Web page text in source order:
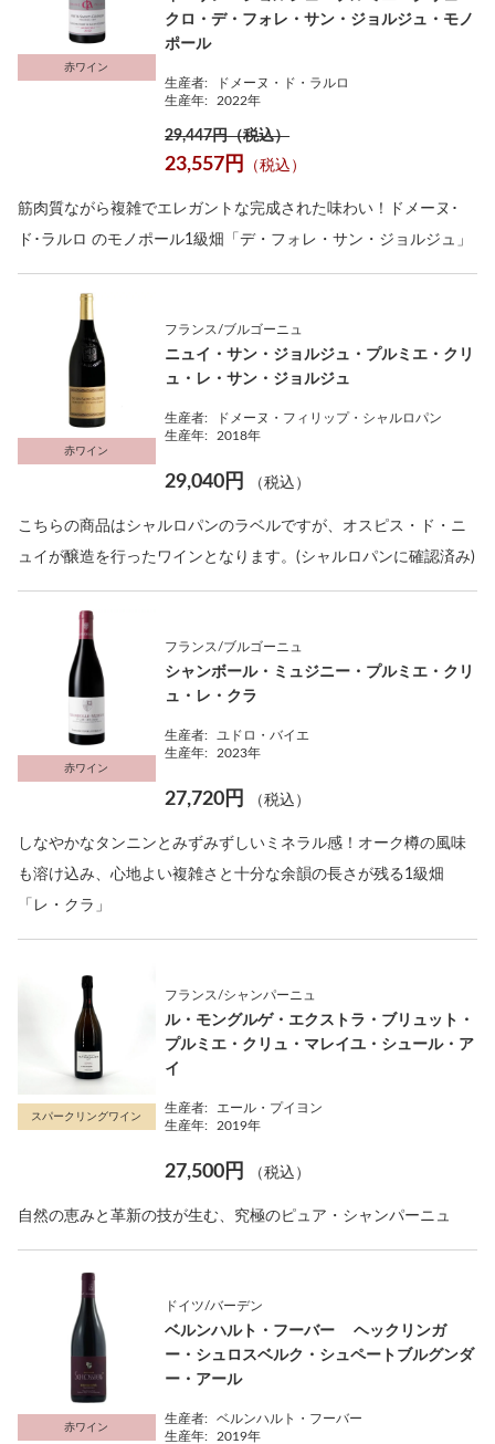
赤ワイン
クロ・デ・フォレ・サン・ジョルジュ・モノ
ポール
生産者:
ドメーヌ・ド・ラルロ
生産年:
2022年
29,447円（税込）
23,557円 （税込）
筋肉質ながら複雑でエレガントな完成された味わい！ドメーヌ･
ド･ラルロ のモノポール1級畑「デ・フォレ・サン・ジョルジュ」
赤ワイン
フランス/ブルゴーニュ
ニュイ・サン・ジョルジュ・プルミエ・クリ
ュ・レ・サン・ジョルジュ
生産者:
ドメーヌ・フィリップ・シャルロパン
生産年:
2018年
29,040円 （税込）
こちらの商品はシャルロパンのラベルですが、オスピス・ド・ニ
ュイが醸造を行ったワインとなります。(シャルロパンに確認済み)
赤ワイン
フランス/ブルゴーニュ
シャンボール・ミュジニー・プルミエ・クリ
ュ・レ・クラ
生産者:
ユドロ・バイエ
生産年:
2023年
27,720円 （税込）
しなやかなタンニンとみずみずしいミネラル感！オーク樽の風味
も溶け込み、心地よい複雑さと十分な余韻の長さが残る1級畑
「レ・クラ」
スパークリングワイン
フランス/シャンパーニュ
ル・モングルゲ・エクストラ・ブリュット・
プルミエ・クリュ・マレイユ・シュール・ア
イ
生産者:
エール・プイヨン
生産年:
2019年
27,500円 （税込）
自然の恵みと革新の技が生む、究極のピュア・シャンパーニュ
赤ワイン
ドイツ/バーデン
ベルンハルト・フーバー ヘックリンガ
ー・シュロスベルク・シュペートブルグンダ
ー・アール
生産者:
ベルンハルト・フーバー
生産年:
2019年